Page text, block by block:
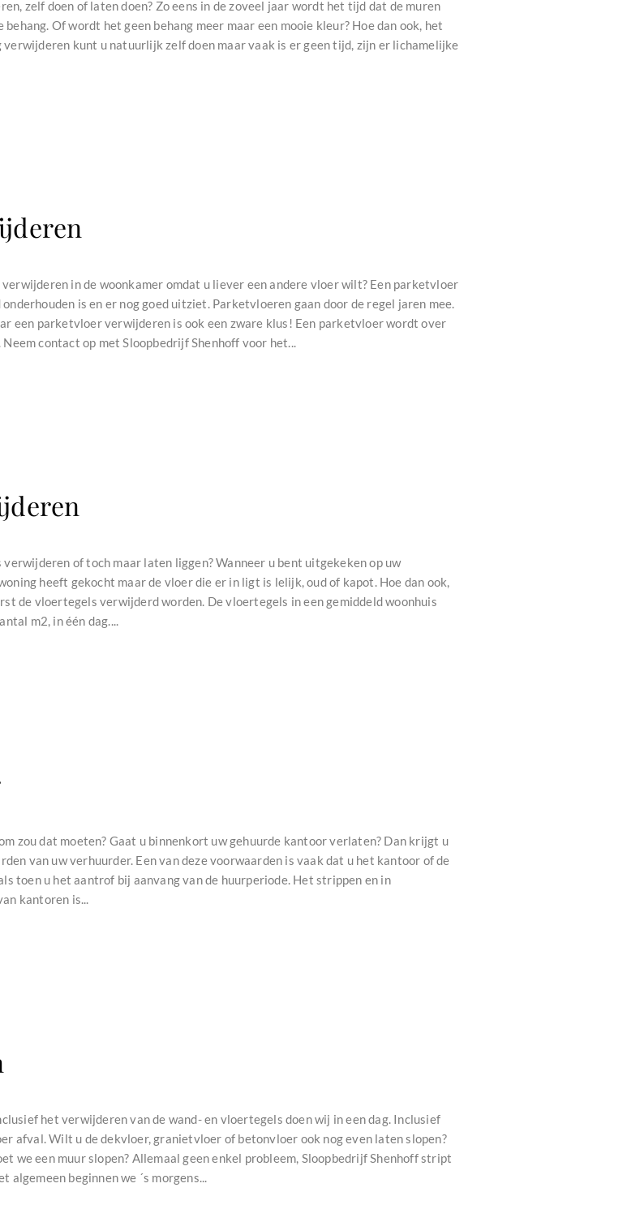
zelf doen of laten doen? Zo eens in de zoveel jaar wordt het tijd dat de muren
Of wordt het geen behang meer maar een mooie kleur? Hoe dan ook, het
verwijderen kunt u natuurlijk zelf doen maar vaak is er geen tijd, zijn er lichamelijke
in de woonkamer omdat u liever een andere vloer wilt? Een parketvloer
is en er nog goed uitziet. Parketvloeren gaan door de regel jaren mee.
een parketvloer verwijderen is ook een zware klus! Een parketvloer wordt over
contact op met Sloopbedrijf Shenhoff voor het...
of toch maar laten liggen? Wanneer u bent uitgekeken op uw
heeft gekocht maar de vloer die er in ligt is lelijk, oud of kapot. Hoe dan ook,
de vloertegels verwijderd worden. De vloertegels in een gemiddeld woonhuis
m2, in één dag....
zou dat moeten? Gaat u binnenkort uw gehuurde kantoor verlaten? Dan krijgt u
van uw verhuurder. Een van deze voorwaarden is vaak dat u het kantoor of de
toen u het aantrof bij aanvang van de huurperiode. Het strippen en in
kantoren is...
het verwijderen van de wand- en vloertegels doen wij in een dag. Inclusief
afval. Wilt u de dekvloer, granietvloer of betonvloer ook nog even laten slopen?
we een muur slopen? Allemaal geen enkel probleem, Sloopbedrijf Shenhoff stript
beginnen we ´s morgens...